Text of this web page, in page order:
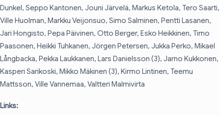
Dunkel, Seppo Kantonen, Jouni Järvelä, Markus Ketola, Tero Saarti,
Ville Huolman, Markku Veijonsuo, Simo Salminen, Pentti Lasanen,
Jari Hongisto, Pepa Päivinen, Otto Berger, Esko Heikkinen, Timo
Paasonen, Heikki Tuhkanen, Jörgen Petersen, Jukka Perko, Mikael
Långbacka, Pekka Laukkanen, Lars Danielsson (3), Jarno Kukkonen,
Kasperi Sarikoski, Mikko Mäkinen (3), Kirmo Lintinen, Teemu
Mattsson, Ville Vannemaa, Valtteri Malmivirta
Links: